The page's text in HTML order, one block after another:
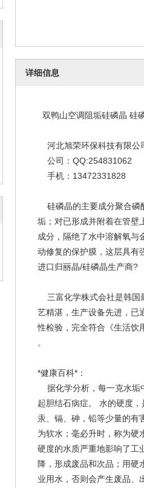
详细信息
双鸭山空调阻垢硅磷晶 硅
河北旭荣环保科技有限公
公司：QQ:254831062
手机：13472331828
硅磷晶的主要成分聚合磷
垢；对已形成并附着在管壁
成分，隔绝了水中溶解氧与
动修复的保护膜，这层
进口归丽晶/硅磷晶生产商?
三富化学株式会社是韩国
艺精湛，生产设备先进，已
性检验，完全符合《生活饮
。
*健康百科*：
据化学分析，每一克水垢
起胆结石病症。 水的硬度
汞、镉、砷，铅等少量的有
为软水；毫必升时，称为硬
硬度的水质严重地影响了工
降，形成废品和次品；用硬
业用水，否则会产生废品、